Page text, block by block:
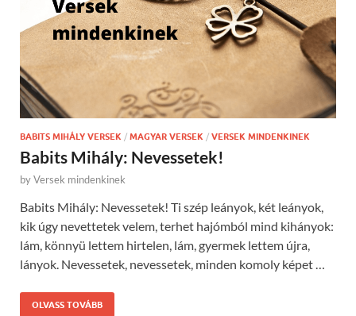
BABITS MIHÁLY VERSEK / MAGYAR VERSEK / VERSEK MINDENKINEK
Babits Mihály: Nevessetek!
byVersek mindenkinek
Babits Mihály: Nevessetek! Ti szép leányok, két leányok,
kik úgy nevettetek velem, terhet hajómból mind kihányok:
lám, könnyü lettem hirtelen, lám, gyermek lettem újra,
lányok. Nevessetek, nevessetek, minden komoly képet …
OLVASS TOVÁBB